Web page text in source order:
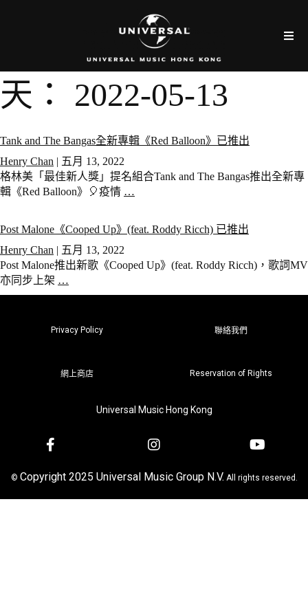
天： 2022-05-13
Tank and The Bangas全新專輯《Red Balloon》已推出
Henry Chan | 五月 13, 2022
格林美「最佳新人獎」提名組合Tank and The Bangas推出全新專
輯《Red Balloon》🎈疫情 …
Post Malone《Cooped Up》(feat. Roddy Ricch) 已推出
Henry Chan | 五月 13, 2022
Post Malone推出新歌《Cooped Up》(feat. Roddy Ricch)，歌詞MV
亦同步上架 …
Privacy Policy 聯絡我們
網上商店 Reservation of Rights
Universal Music Hong Kong
© Copyright 2025 Universal Music Group N.V. All rights reserved.